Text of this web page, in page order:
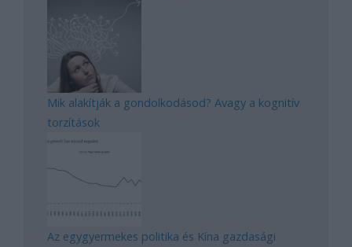
Mik alakítják a gondolkodásod? Avagy a kognitív
torzítások
Az egygyermekes politika és Kína gazdasági